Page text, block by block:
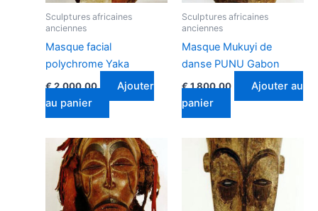
Sculptures africaines
anciennes​
Masque facial
polychrome Yaka
€2.000.00
Ajouter
au panier
Sculptures africaines
anciennes​
Masque Mukuyi de
danse PUNU Gabon
€1.800.00
Ajouter au
panier